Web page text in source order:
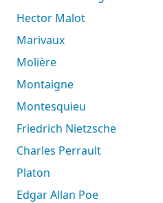
Hector Malot
Marivaux
Molière
Montaigne
Montesquieu
Friedrich Nietzsche
Charles Perrault
Platon
Edgar Allan Poe